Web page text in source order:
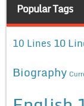
Popular Tags
10 Lines 10
Biography